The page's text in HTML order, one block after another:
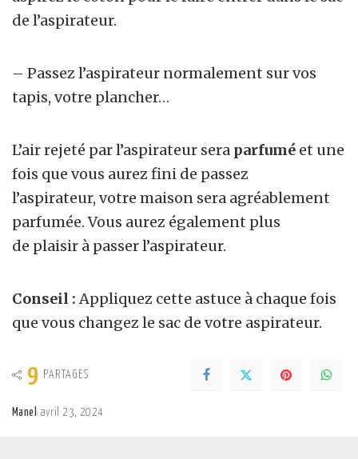
de l’aspirateur.
– Passez l’aspirateur normalement sur vos
tapis, votre plancher…
L’air rejeté par l’aspirateur sera parfumé et une
fois que vous aurez fini de passez
l’aspirateur, votre maison sera agréablement
parfumée. Vous aurez également plus
de plaisir à passer l’aspirateur.
Conseil : Appliquez cette astuce à chaque fois
que vous changez le sac de votre aspirateur.
9 PARTAGES
Manel avril 23, 2024